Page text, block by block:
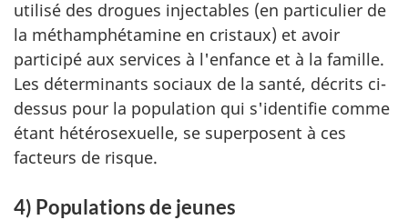
utilisé des drogues injectables (en particulier de
la méthamphétamine en cristaux) et avoir
participé aux services à l'enfance et à la famille.
Les déterminants sociaux de la santé, décrits ci-
dessus pour la population qui s'identifie comme
étant hétérosexuelle, se superposent à ces
facteurs de risque.
4) Populations de jeunes